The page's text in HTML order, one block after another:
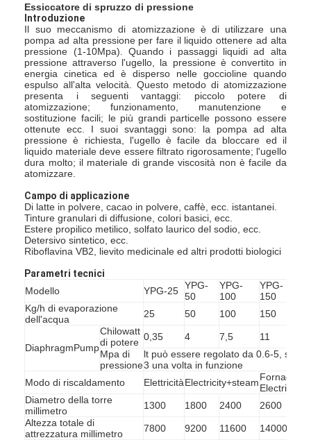
Essiccatore di spruzzo di pressione
Introduzione
Il suo meccanismo di atomizzazione è di utilizzare una
pompa ad alta pressione per fare il liquido ottenere ad alta
pressione (1-10Mpa). Quando i passaggi liquidi ad alta
pressione attraverso l'ugello, la pressione è convertito in
energia cinetica ed è disperso nelle goccioline quando
espulso all'alta velocità. Questo metodo di atomizzazione
presenta i seguenti vantaggi: piccolo potere di
atomizzazione; funzionamento, manutenzione e
sostituzione facili; le più grandi particelle possono essere
ottenute ecc. I suoi svantaggi sono: la pompa ad alta
pressione è richiesta, l'ugello è facile da bloccare ed il
liquido materiale deve essere filtrato rigorosamente; l'ugello
dura molto; il materiale di grande viscosità non è facile da
atomizzare.
Campo di applicazione
Di latte in polvere, cacao in polvere, caffè, ecc. istantanei.
Tinture granulari di diffusione, colori basici, ecc.
Estere propilico metilico, solfato laurico del sodio, ecc.
Detersivo sintetico, ecc.
Riboflavina VB2, lievito medicinale ed altri prodotti biologici
Parametri tecnici
Modello
YPG-25 YPG-
50
YPG-
100
YPG-
150
Kg/h di evaporazione
dell'acqua
25 50 100 150
DiaphragmPump
Chilowatt
di potere 0,35 4 7,5 11
Mpa di
pressione
lt può essere regolato da 0.6-5,
3 una volta in funzione
Modo di riscaldamento
ElettricitàElectricity+steamFornace
Diametro della torre
millimetro
1300 1800 2400 2600
Altezza totale di
attrezzatura millimetro
7800 9200 11600 14000